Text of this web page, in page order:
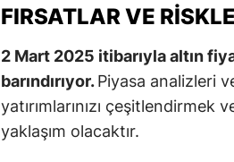
FIRSATLAR VE
2 Mart 2025 itibarıyla altın
barındırıyor.Piyasa analizleri
yatırımlarınızı
yaklaşım olacaktır.